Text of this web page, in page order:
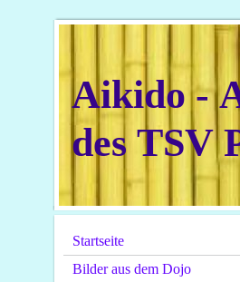
Aikido -
des TSV
Startseite
Bilder aus dem Dojo